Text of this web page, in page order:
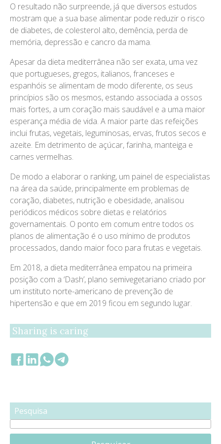
O resultado não surpreende, já que diversos estudos
mostram que a sua base alimentar pode reduzir o risco
de diabetes, de colesterol alto, demência, perda de
memória, depressão e cancro da mama.
Apesar da dieta mediterrânea não ser exata, uma vez
que portugueses, gregos, italianos, franceses e
espanhóis se alimentam de modo diferente, os seus
princípios são os mesmos, estando associada a ossos
mais fortes, a um coração mais saudável e a uma maior
esperança média de vida. A maior parte das refeições
inclui frutas, vegetais, leguminosas, ervas, frutos secos e
azeite. Em detrimento de açúcar, farinha, manteiga e
carnes vermelhas.
De modo a elaborar o ranking, um painel de especialistas
na área da saúde, principalmente em problemas de
coração, diabetes, nutrição e obesidade, analisou
periódicos médicos sobre dietas e relatórios
governamentais. O ponto em comum entre todos os
planos de alimentação é o uso mínimo de produtos
processados, dando maior foco para frutas e vegetais.
Em 2018, a dieta mediterrânea empatou na primeira
posição com a ‘Dash’, plano semivegetariano criado por
um instituto norte-americano de prevenção de
hipertensão e que em 2019 ficou em segundo lugar.
Sharing is caring
Pesquisa